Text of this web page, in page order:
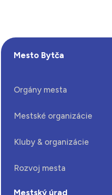
Mesto Bytča
Orgány mesta
Mestské organizácie
Kluby & organizácie
Rozvoj mesta
Mestský úrad